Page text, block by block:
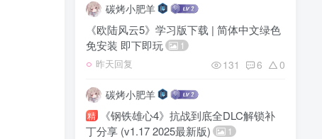
碳烤小肥羊
《欧陆风云5》学习版下载 | 简体中文绿色
免安装 即下即玩
1
昨天回复 131 6 0
碳烤小肥羊
精
《钢铁雄心4》抗战到底全DLC解锁补
丁分享 (v1.17 2025最新版)
1